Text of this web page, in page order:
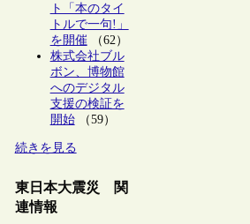
ト「本のタイ
トルで一句!」
を開催（62）
株式会社ブル
ボン、博物館
へのデジタル
支援の検証を
開始（59）
続きを見る
東日本大震災 関
連情報